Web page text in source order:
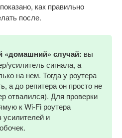
как правильно
после.
«домашний» случай: вы
усилитель сигнала, а
на нем. Тогда у роутера
а до репитера он просто не
отвалился). Для проверки
к Wi-Fi роутера
усилителей и